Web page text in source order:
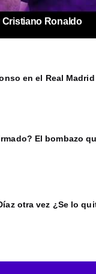
Cristiano Ronaldo
en el Real Madrid
El bombazo
otra vez ¿Se lo